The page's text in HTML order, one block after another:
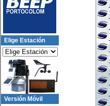
Elige Estación
Versión Móvil